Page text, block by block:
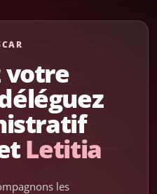
votre
Letitia
les